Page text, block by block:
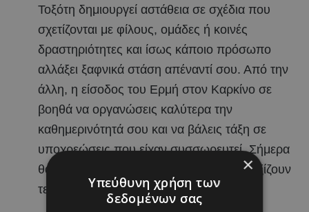
Τοξότη δημιουργεί αστάθεια σε σχέδια που
σχετίζονται με φίλους, ομάδες ή κοινές
δραστηριότητες και ίσως κάποιο πρόσωπο
αλλάξει ξαφνικά στάση απέναντί σου. Από την
άλλη, η είσοδος του Ερμή στον Καρκίνο σε
βοηθά να οργανώσεις καλύτερα την
καθημερινότητά σου και να βάλεις τάξη σε
υποχρεώσεις που είχαν συσσωρευτεί. Σήμερα
θα καταλάβεις πιο καθαρά ποια σχέδια αξίζουν
τελικά την ενέργειά σου.
×
Υπεύθυνη χρήση των
δεδομένων σας